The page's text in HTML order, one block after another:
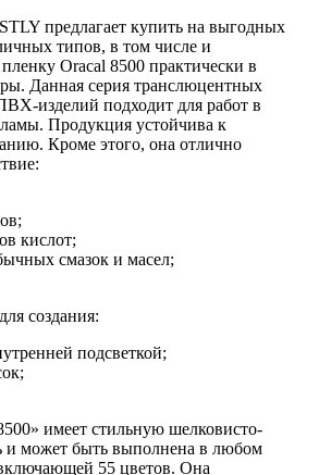
предлагает купить на выгодных
типов, в том числе и
Oracal 8500 практически в
Данная серия транслюцентных
изделий подходит для работ в
Продукция устойчива к
Кроме этого, она отлично
кислот;
смазок и масел;
создания:
подсветкой;
имеет стильную шелковисто-
и может быть выполнена в любом
55 цветов. Она